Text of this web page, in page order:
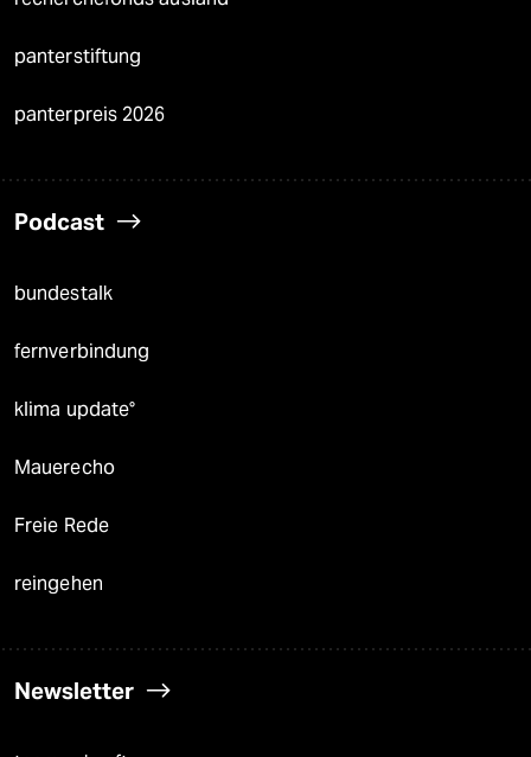
panterstiftung
panterpreis 2026
Podcast
bundestalk
fernverbindung
klima update°
Mauerecho
Freie Rede
reingehen
Newsletter